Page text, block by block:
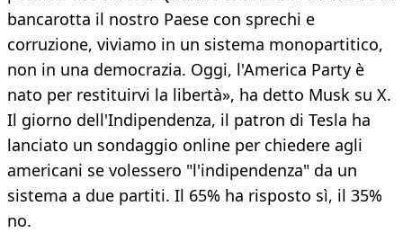
bancarotta il nostro Paese con sprechi e
corruzione, viviamo in un sistema monopartitico,
non in una democrazia. Oggi, l'America Party è
nato per restituirvi la libertà», ha detto Musk su X.
Il giorno dell'Indipendenza, il patron di Tesla ha
lanciato un sondaggio online per chiedere agli
americani se volessero "l'indipendenza" da un
sistema a due partiti. Il 65% ha risposto sì, il 35%
no.